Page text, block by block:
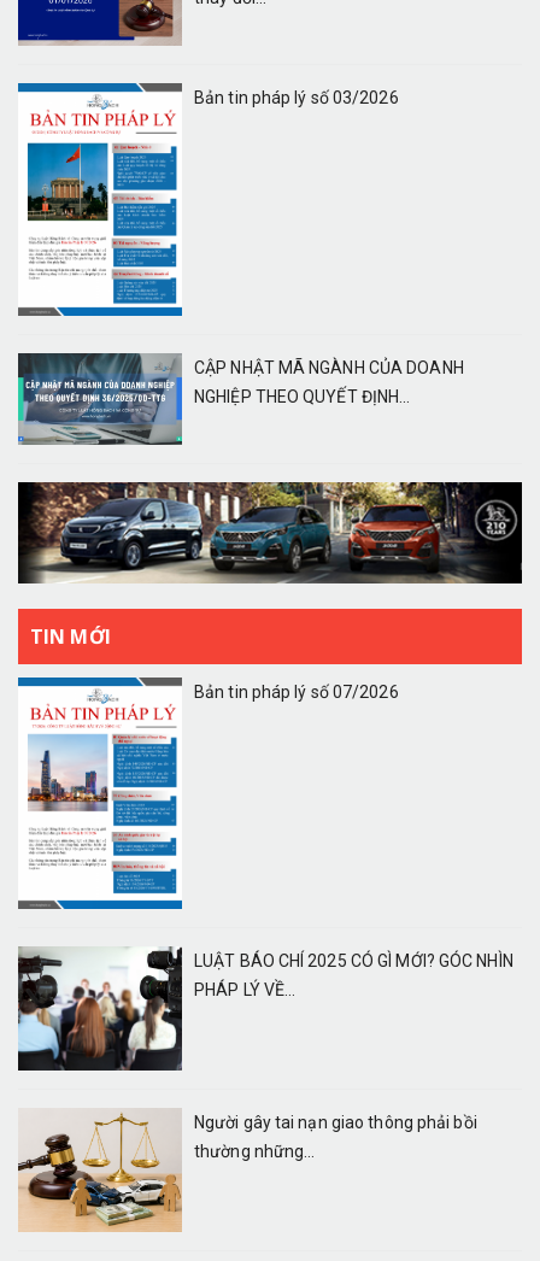
Bản tin pháp lý số 03/2026
CẬP NHẬT MÃ NGÀNH CỦA DOANH
NGHIỆP THEO QUYẾT ĐỊNH...
TIN MỚI
Bản tin pháp lý số 07/2026
LUẬT BÁO CHÍ 2025 CÓ GÌ MỚI? GÓC NHÌN
PHÁP LÝ VỀ...
Người gây tai nạn giao thông phải bồi
thường những...